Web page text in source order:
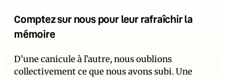
Comptez sur nous pour leur rafraîchir la
mémoire
D’une canicule à l’autre, nous oublions
collectivement ce que nous avons subi. Une